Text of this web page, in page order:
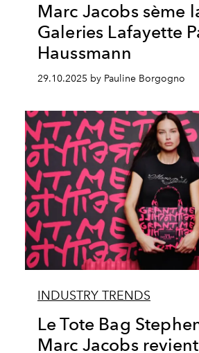
Marc Jacobs sème
Galeries Lafayette
Haussmann
29.10.2025 by Pauline Borgogno
INDUSTRY TRENDS
Le Tote Bag
Marc Jacobs